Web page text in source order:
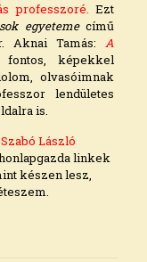
professzoré. Ezt
egyetemecímű
Aknai Tamás:A
fontos, képekkel
olvasóimnak
lendületes
is.
László
linkek
készen lesz,